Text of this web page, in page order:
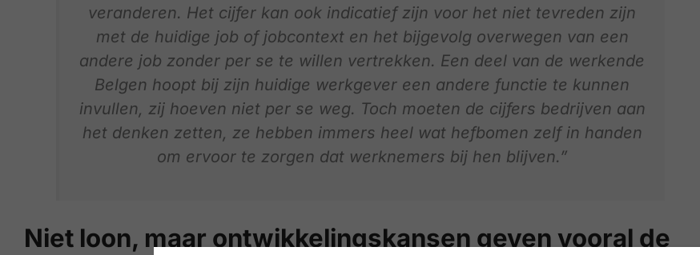
veranderen. Het cijfer kan ook indicatief zijn voor het niet tevreden zijn
met de huidige job of jobcontext en het bijgevolg overwegen van een
andere job zonder per se te willen vertrekken. Een deel van de werkende
Belgen hoopt bij zijn huidige werkgever een andere functie te kunnen
invullen, zij hoeven niet per se weg. Toch moeten de cijfers bedrijven aan
het denken zetten, ze hebben immers heel wat hefbomen zelf in handen
om ervoor te zorgen dat werknemers bij hen blijven.”
Niet loon, maar ontwikkelingskansen geven vooral de